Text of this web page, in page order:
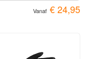
Vanaf € 24,95